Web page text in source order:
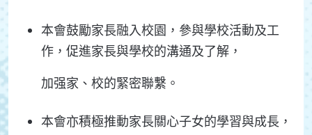
本會鼓勵家長融入校園，參與學校活動及工
作，促進家長與學校的溝通及了解，
加强家、校的緊密聯繫。
本會亦積極推動家長關心子女的學習與成長，